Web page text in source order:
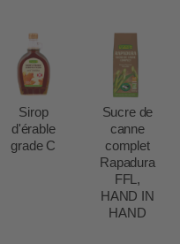
Sirop
d'érable
grade C
Sucre de
canne
complet
Rapadura
FFL,
HAND IN
HAND